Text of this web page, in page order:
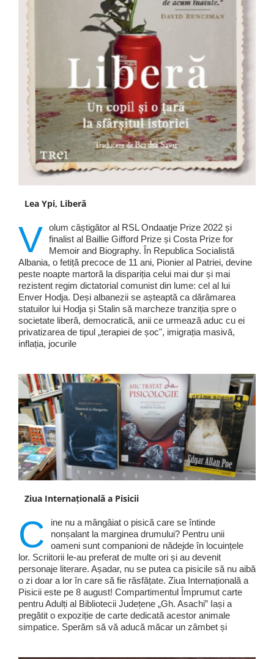
Lea Ypi, Liberă
V olum câștigător al RSL Ondaatje Prize 2022 și
finalist al Baillie Gifford Prize și Costa Prize for
Memoir and Biography. În Republica Socialistă
Albania, o fetiță precoce de 11 ani, Pionier al Patriei, devine
peste noapte martoră la dispariția celui mai dur și mai
rezistent regim dictatorial comunist din lume: cel al lui
Enver Hodja. Deși albanezii se așteaptă ca dărâmarea
statuilor lui Hodja și Stalin să marcheze tranziția spre o
societate liberă, democratică, anii ce urmează aduc cu ei
privatizarea de tipul „terapiei de șoc", imigrația masivă,
inflația, jocurile
Ziua Internațională a Pisicii
C
ine nu a mângâiat o pisică care se întinde
nonșalant la marginea drumului? Pentru unii
oameni sunt companioni de nădejde în locuințele
lor. Scriitorii le-au preferat de multe ori și au devenit
personaje literare. Așadar, nu se putea ca pisicile să nu aibă
o zi doar a lor în care să fie răsfățate. Ziua Internațională a
Pisicii este pe 8 august! Compartimentul Împrumut carte
pentru Adulți al Bibliotecii Județene „Gh. Asachi” Iași a
pregătit o expoziție de carte dedicată acestor animale
simpatice. Sperăm să vă aducă măcar un zâmbet și